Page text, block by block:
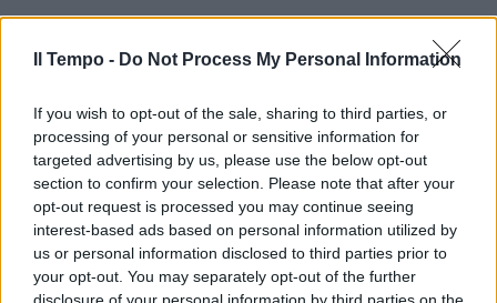
Il Tempo - Do Not Process My Personal Information
If you wish to opt-out of the sale, sharing to third parties, or
processing of your personal or sensitive information for
targeted advertising by us, please use the below opt-out
section to confirm your selection. Please note that after your
opt-out request is processed you may continue seeing
interest-based ads based on personal information utilized by
us or personal information disclosed to third parties prior to
your opt-out. You may separately opt-out of the further
disclosure of your personal information by third parties on the
In evidenza